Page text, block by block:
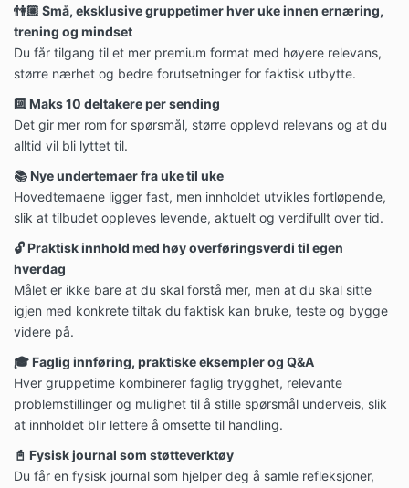
👫🏼 Små, eksklusive gruppetimer hver uke innen ernæring,
trening og mindset
Du får tilgang til et mer premium format med høyere relevans,
større nærhet og bedre forutsetninger for faktisk utbytte.
🔟 Maks 10 deltakere per sending
Det gir mer rom for spørsmål, større opplevd relevans og at du
alltid vil bli lyttet til.
📚 Nye undertemaer fra uke til uke
Hovedtemaene ligger fast, men innholdet utvikles fortløpende,
slik at tilbudet oppleves levende, aktuelt og verdifullt over tid.
🔓 Praktisk innhold med høy overføringsverdi til egen
hverdag
Målet er ikke bare at du skal forstå mer, men at du skal sitte
igjen med konkrete tiltak du faktisk kan bruke, teste og bygge
videre på.
🎓 Faglig innføring, praktiske eksempler og Q&A
Hver gruppetime kombinerer faglig trygghet, relevante
problemstillinger og mulighet til å stille spørsmål underveis, slik
at innholdet blir lettere å omsette til handling.
📓 Fysisk journal som støtteverktøy
Du får en fysisk journal som hjelper deg å samle refleksjoner,